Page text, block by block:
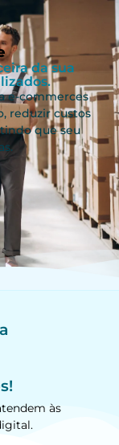
da sua
e-commerces
reduzir custos
que seu
às